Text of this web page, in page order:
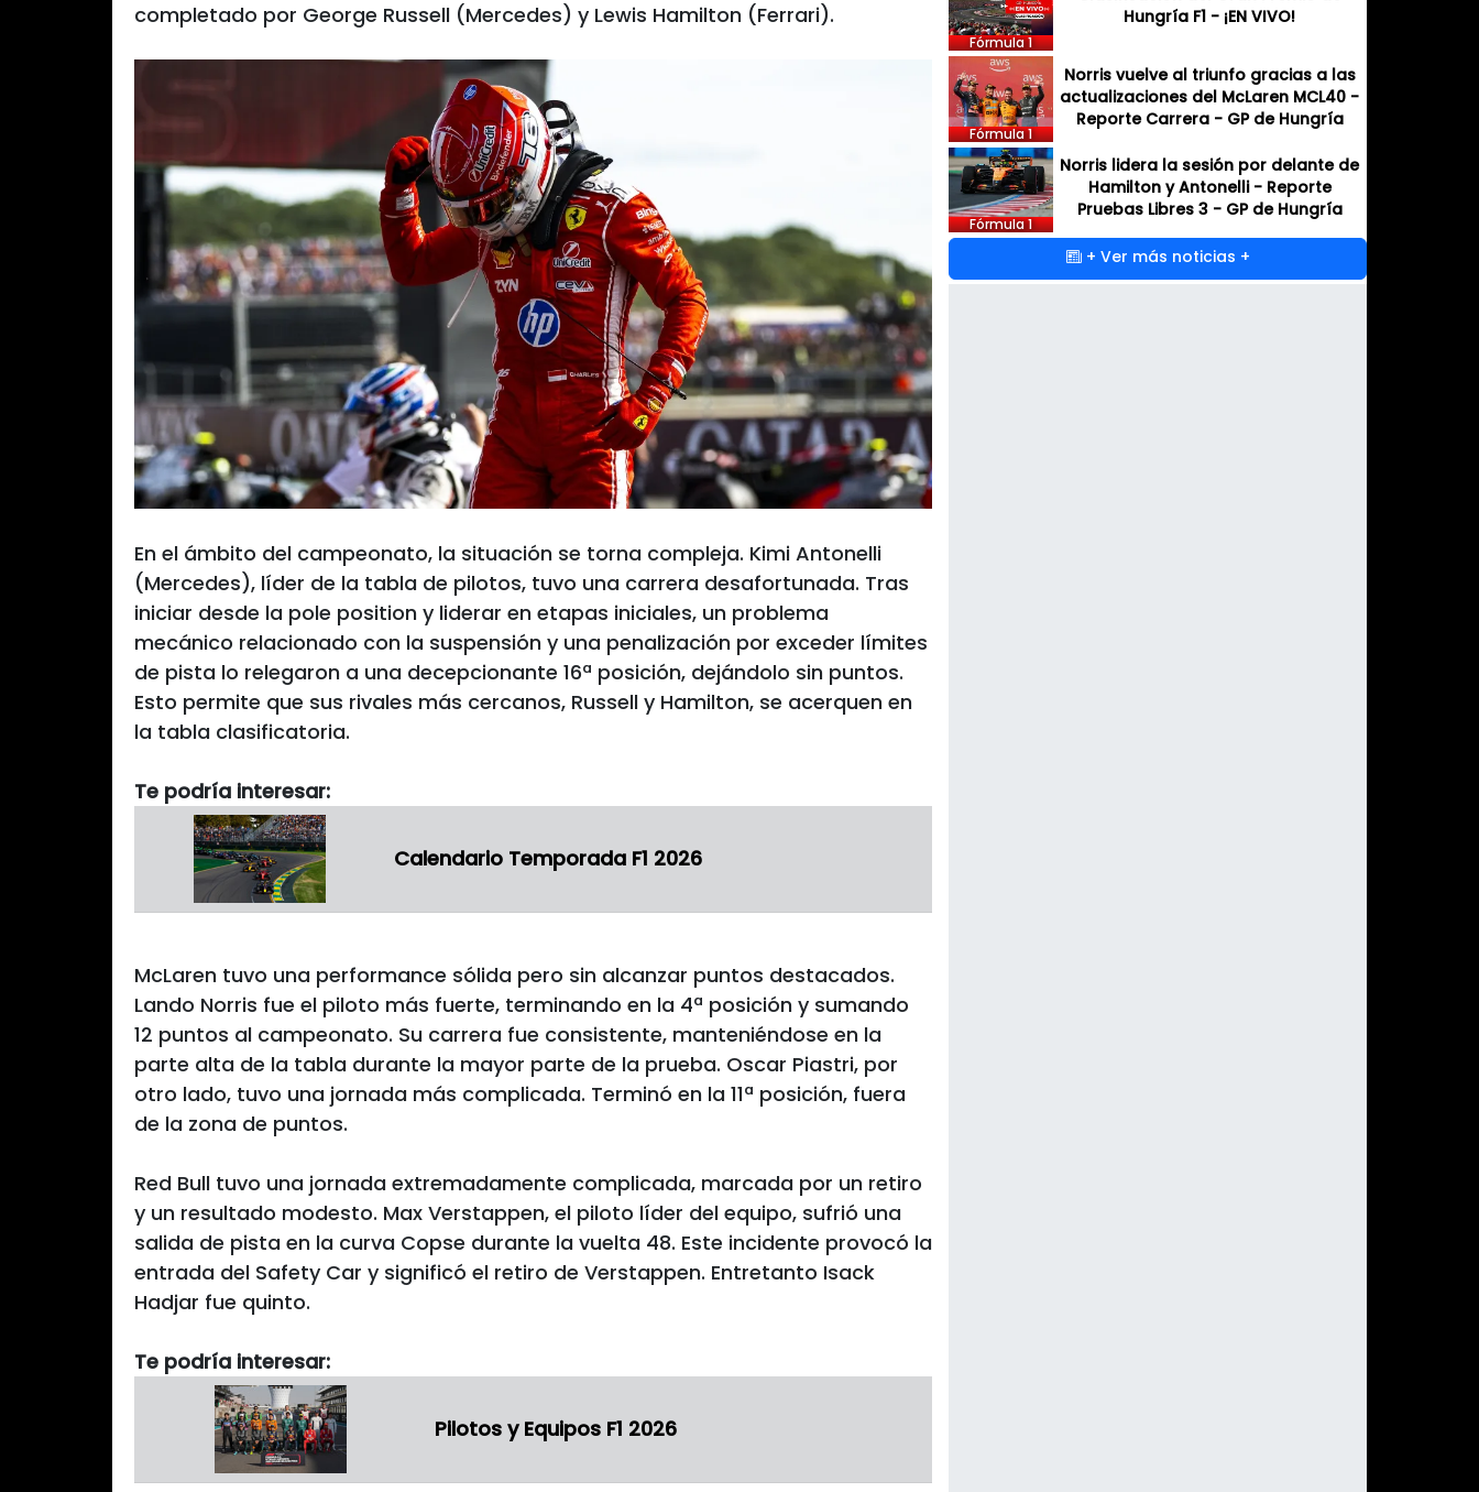
completado por George Russell (Mercedes) y Lewis Hamilton (Ferrari).
En el ámbito del campeonato, la situación se torna compleja. Kimi Antonelli
(Mercedes), líder de la tabla de pilotos, tuvo una carrera desafortunada. Tras
iniciar desde la pole position y liderar en etapas iniciales, un problema
mecánico relacionado con la suspensión y una penalización por exceder límites
de pista lo relegaron a una decepcionante 16ª posición, dejándolo sin puntos.
Esto permite que sus rivales más cercanos, Russell y Hamilton, se acerquen en
la tabla clasificatoria.
Te podría interesar:
Calendario Temporada F1 2026
McLaren tuvo una performance sólida pero sin alcanzar puntos destacados.
Lando Norris fue el piloto más fuerte, terminando en la 4ª posición y sumando
12 puntos al campeonato. Su carrera fue consistente, manteniéndose en la
parte alta de la tabla durante la mayor parte de la prueba. Oscar Piastri, por
otro lado, tuvo una jornada más complicada. Terminó en la 11ª posición, fuera
de la zona de puntos.
Red Bull tuvo una jornada extremadamente complicada, marcada por un retiro
y un resultado modesto. Max Verstappen, el piloto líder del equipo, sufrió una
salida de pista en la curva Copse durante la vuelta 48. Este incidente provocó la
entrada del Safety Car y significó el retiro de Verstappen. Entretanto Isack
Hadjar fue quinto.
Te podría interesar:
Pilotos y Equipos F1 2026
Fórmula 1
Hungría F1 - ¡EN VIVO!
Fórmula 1
Norris vuelve al triunfo gracias a las
actualizaciones del McLaren MCL40 -
Reporte Carrera - GP de Hungría
Fórmula 1
Norris lidera la sesión por delante de
Hamilton y Antonelli - Reporte
Pruebas Libres 3 - GP de Hungría
+ Ver más noticias +